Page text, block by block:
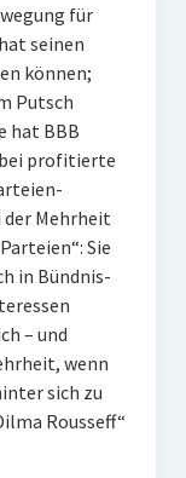
für
seinen
können;
Putsch
hat BBB
profitierte
der Mehrheit
Sie
in Bündnis-
– und
wenn
sich zu
Rousseff“